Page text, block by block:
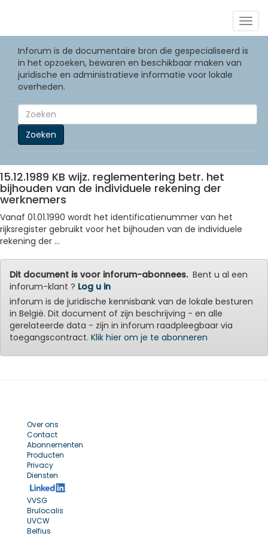
Inforum is de documentaire bron die gespecialiseerd is
in het opzoeken, bewaren en beschikbaar maken van
juridische en administratieve informatie voor lokale
overheden.
Zoeken
15.12.1989 KB wijz. reglementering betr. het
bijhouden van de individuele rekening der
werknemers
Vanaf 01.01.1990 wordt het identificatienummer van het
rijksregister gebruikt voor het bijhouden van de individuele
rekening der ...
Dit document is voor inforum-abonnees.Bent u al een
inforum-klant ? Log u in
inforum is de juridische kennisbank van de lokale besturen
in België. Dit document of zijn beschrijving - en alle
gerelateerde data - zijn in inforum raadpleegbaar via
toegangscontract. Klik hier om je te abonneren
Over ons
Contact
Abonnementen
Producten
Privacy
Diensten
VVSG
Brulocalis
UVCW
Belfius